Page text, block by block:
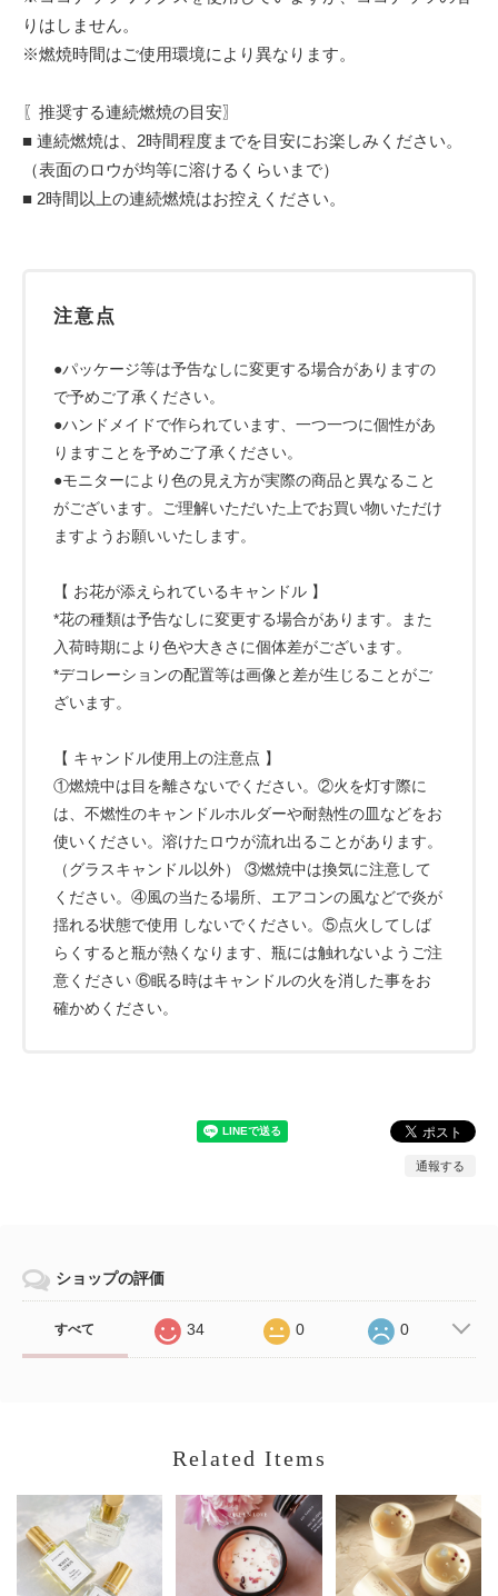
りはしません。
※燃焼時間はご使用環境により異なります。
〖推奨する連続燃焼の目安〗
■ 連続燃焼は、2時間程度までを目安にお楽しみください。
（表面のロウが均等に溶けるくらいまで）
■ 2時間以上の連続燃焼はお控えください。
注意点
●パッケージ等は予告なしに変更する場合がありますの
で予めご了承ください。
●ハンドメイドで作られています、一つ一つに個性があ
りますことを予めご了承ください。
●モニターにより色の見え方が実際の商品と異なること
がございます。ご理解いただいた上でお買い物いただけ
ますようお願いいたします。
【 お花が添えられているキャンドル 】
*花の種類は予告なしに変更する場合があります。また
入荷時期により色や大きさに個体差がございます。
*デコレーションの配置等は画像と差が生じることがご
ざいます。
【 キャンドル使用上の注意点 】
①燃焼中は目を離さないでください。②火を灯す際に
は、不燃性のキャンドルホルダーや耐熱性の皿などをお
使いください。溶けたロウが流れ出ることがあります。
（グラスキャンドル以外） ③燃焼中は換気に注意して
ください。④風の当たる場所、エアコンの風などで炎が
揺れる状態で使用 しないでください。⑤点火してしば
らくすると瓶が熱くなります、瓶には触れないようご注
意ください ⑥眠る時はキャンドルの火を消した事をお
確かめください。
通報する
ショップの評価
すべて 34 0 0
Related Items